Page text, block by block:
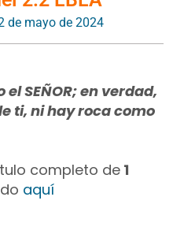
de mayo de 2024
SEÑOR; en verdad,
ti, ni hay roca como
completo de 1
aquí